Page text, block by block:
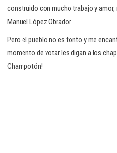
construido con mucho trabajo y
Manuel López Obrador.
Pero el pueblo no es tonto y me
momento de votar les digan a los
Champotón!